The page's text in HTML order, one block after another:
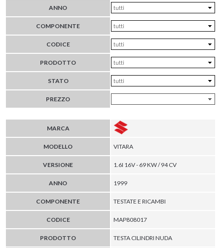
ANNO
COMPONENTE
CODICE
PRODOTTO
STATO
PREZZO
MARCA
MODELLO VITARA
VERSIONE 1.6I 16V - 69 KW / 94 CV
ANNO 1999
COMPONENTE TESTATE E RICAMBI
CODICE MAP808017
PRODOTTO TESTA CILINDRI NUDA